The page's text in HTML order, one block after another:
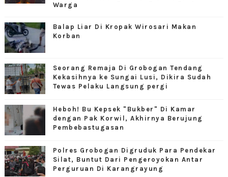
Warga
Balap Liar Di Kropak Wirosari Makan
Korban
Seorang Remaja Di Grobogan Tendang
Kekasihnya ke Sungai Lusi, Dikira Sudah
Tewas Pelaku Langsung pergi
Heboh! Bu Kepsek "Bukber" Di Kamar
dengan Pak Korwil, Akhirnya Berujung
Pembebastugasan
Polres Grobogan Digruduk Para Pendekar
Silat, Buntut Dari Pengeroyokan Antar
Perguruan Di Karangrayung